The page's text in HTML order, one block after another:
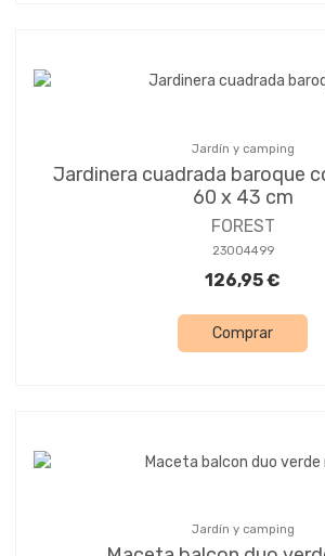
Jardín y camping
Jardinera cuadrada baroque
60 x 43 cm
FOREST
23004499
126,95 €
Comprar
Jardín y camping